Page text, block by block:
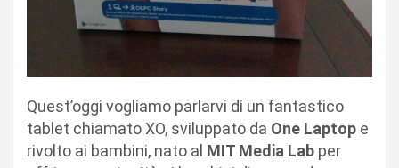
Quest’oggi vogliamo parlarvi di un fantastico
tablet chiamato XO, sviluppato da One Laptop e
rivolto ai bambini, nato al MIT Media Lab per